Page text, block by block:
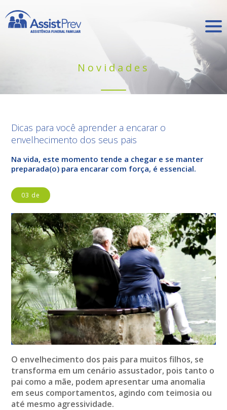
Novidades
Dicas para você aprender a encarar o
envelhecimento dos seus pais
Na vida, este momento tende a chegar e se manter
preparada(o) para encarar com força, é essencial.
03 de
O envelhecimento dos pais para muitos filhos, se
transforma em um cenário assustador, pois tanto o
pai como a mãe, podem apresentar uma anomalia
em seus comportamentos, agindo com teimosia ou
até mesmo agressividade.